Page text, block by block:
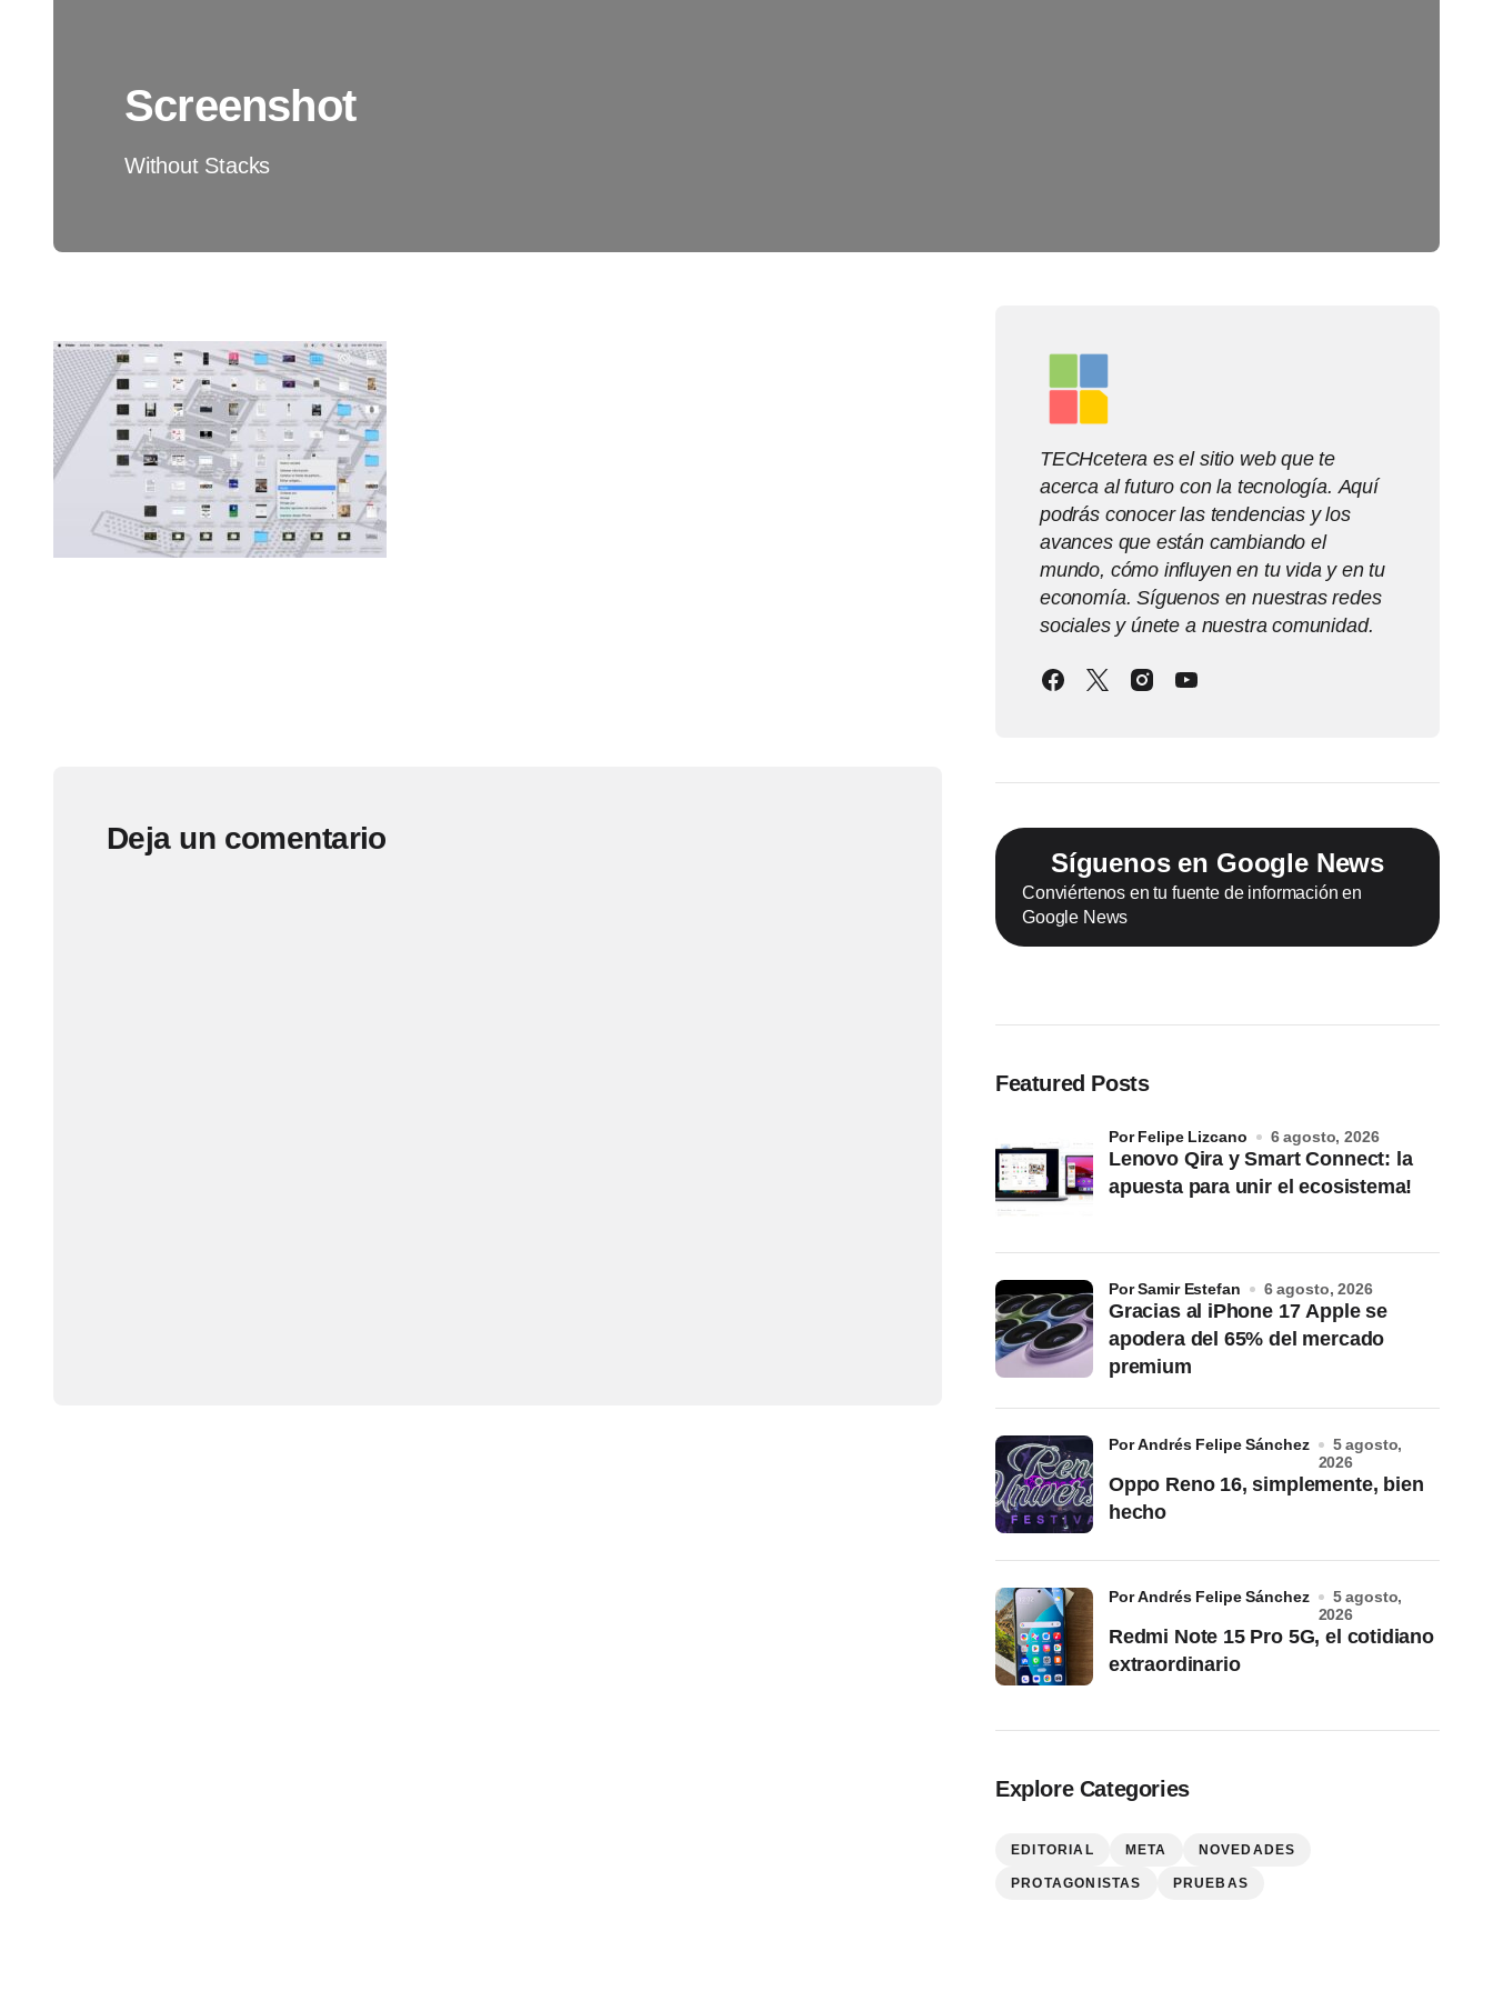
Screenshot
Without Stacks
Deja un comentario
TECHcetera es el sitio web que te
acerca al futuro con la tecnología. Aquí
podrás conocer las tendencias y los
avances que están cambiando el
mundo, cómo influyen en tu vida y en tu
economía. Síguenos en nuestras redes
sociales y únete a nuestra comunidad.
Síguenos en Google News
Conviértenos en tu fuente de información en
Google News
Featured Posts
Lenovo Qira y Smart Connect: la
apuesta para unir el ecosistema!
por Felipe Lizcano 6 agosto, 2026
Gracias al iPhone 17 Apple se
apodera del 65% del mercado
premium
por Samir Estefan 6 agosto, 2026
Oppo Reno 16, simplemente, bien
hecho
por Andrés Felipe Sánchez
5 agosto,
2026
Redmi Note 15 Pro 5G, el cotidiano
extraordinario
por Andrés Felipe Sánchez
5 agosto,
2026
Explore Categories
EDITORIAL META NOVEDADES
PROTAGONISTAS PRUEBAS